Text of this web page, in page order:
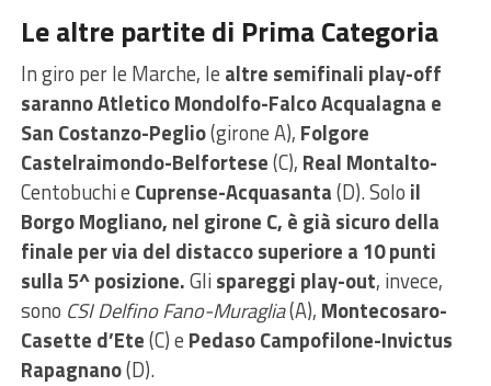
Le altre partite di Prima Categoria
In giro per le Marche, le altre semifinali play-off
saranno Atletico Mondolfo-Falco Acqualagna e
San Costanzo-Peglio(girone A), Folgore
Castelraimondo-Belfortese(C), Real Montalto-
Centobuchi e Cuprense-Acquasanta(D). Solo il
Borgo Mogliano, nel girone C, è già sicuro della
finale per via del distacco superiore a 10 punti
sulla 5^ posizione.Glispareggi play-out, invece,
sono CSI Delfino Fano-Muraglia(A), Montecosaro-
Casette d’Ete(C) e Pedaso Campofilone-Invictus
Rapagnano(D).